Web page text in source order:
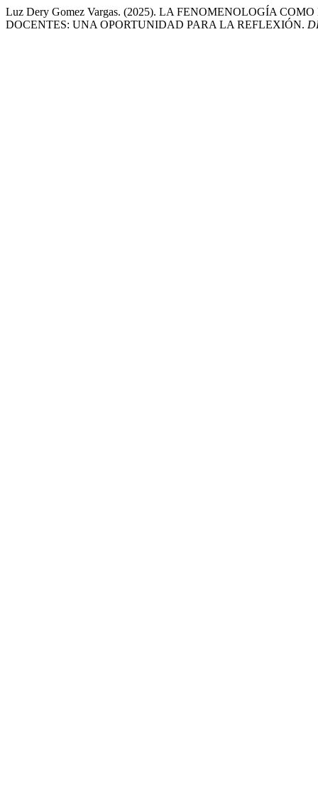
Luz Dery Gomez Vargas. (2025). LA FENOMENOLOGÍA
DOCENTES: UNA OPORTUNIDAD PARA LA REFLEXIÓN.